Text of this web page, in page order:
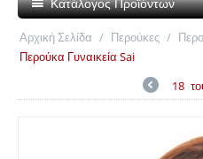
Αρχική Σελίδα / Περούκες /
Περούκα Γυναικεία Sai
18